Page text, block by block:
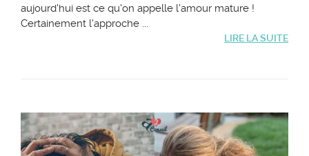
aujourd'hui est ce qu'on appelle l'amour mature !
Certainement l'approche ...
LIRE LA SUITE